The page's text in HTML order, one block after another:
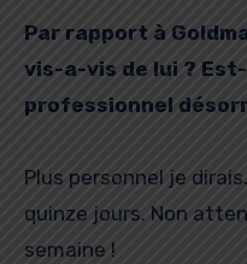
Par rapport à
vis-a-vis de lui ?
professionnel
Plus personnel je
quinze jours. Non
semaine !